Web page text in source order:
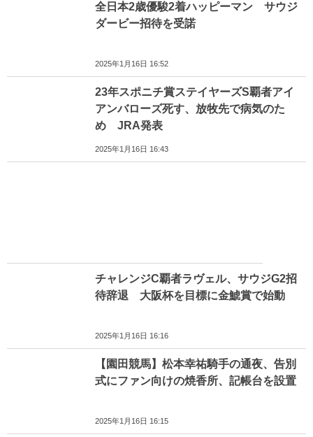
全日本2歳優駿2着ハッピーマン サウジ
ダービー招待を受諾
2025年1月16日 16:52
23年スポニチ賞ステイヤーズS覇者アイ
アンバローズ死す、放牧先で病気のた
め JRA発表
2025年1月16日 16:43
チャレンジC覇者ラヴェル、サウジG2招
待辞退 大阪杯を目標に金鯱賞で始動
2025年1月16日 16:16
【園田競馬】松本幸祐騎手の通夜、告別
式にファン向けの焼香所、記帳台を設置
2025年1月16日 16:15